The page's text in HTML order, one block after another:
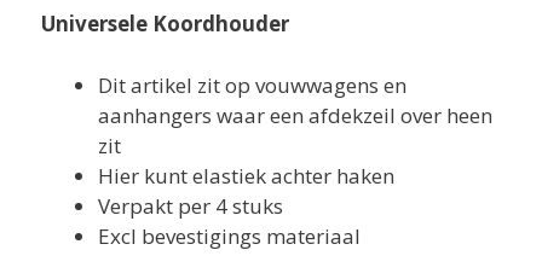
Universele Koordhouder
Dit artikel zit op vouwwagens en
aanhangers waar een afdekzeil over heen
zit
Hier kunt elastiek achter haken
Verpakt per 4 stuks
Excl bevestigings materiaal